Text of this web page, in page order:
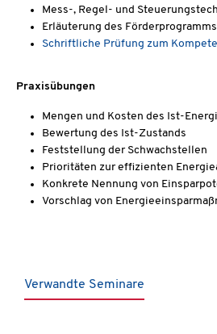
Mess-, Regel- und
Erläuterung des
Schriftliche Prüfung zum
Praxisübungen
Mengen und Kosten des Ist-
Bewertung des Ist-Zustands
Feststellung der Schwachstellen
Prioritäten zur effizienten
Konkrete Nennung von
Vorschlag von
Verwandte Seminare